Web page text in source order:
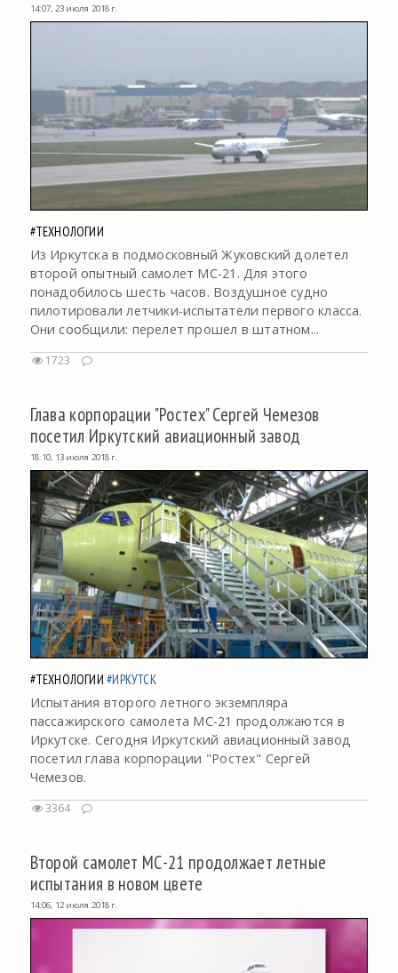
14:07, 23 июля 2018 г.
#ТЕХНОЛОГИИ
Из Иркутска в подмосковный Жуковский долетел
второй опытный самолет МС-21. Для этого
понадобилось шесть часов. Воздушное судно
пилотировали летчики-испытатели первого класса.
Они сообщили: перелет прошел в штатном...
1723
Глава корпорации "Ростех" Сергей Чемезов
посетил Иркутский авиационный завод
18:10, 13 июля 2018 г.
#ТЕХНОЛОГИИ #ИРКУТСК
Испытания второго летного экземпляра
пассажирского самолета МС-21 продолжаются в
Иркутске. Сегодня Иркутский авиационный завод
посетил глава корпорации "Ростех" Сергей
Чемезов.
3364
Второй самолет МС-21 продолжает летные
испытания в новом цвете
14:06, 12 июля 2018 г.